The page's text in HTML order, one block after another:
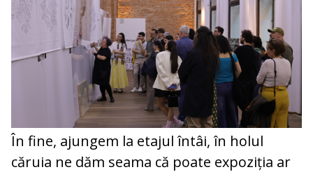
În fine, ajungem la etajul întâi, în holul
căruia ne dăm seama că poate expoziția ar